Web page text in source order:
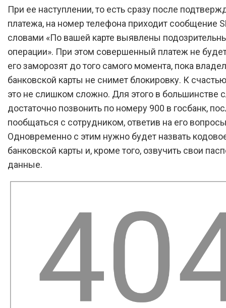
При ее наступлении, то есть сразу после
платежа, на номер телефона приходит сообщение
словами «По вашей карте выявлены
операции». При этом совершенный платеж не
его заморозят до того самого момента, пока
банковской карты не снимет блокировку. К
это не слишком сложно. Для этого в большинстве
достаточно позвонить по номеру 900 в госбанк,
пообщаться с сотрудником, ответив на его
Одновременно с этим нужно будет назвать
банковской карты и, кроме того, озвучить свои
данные.